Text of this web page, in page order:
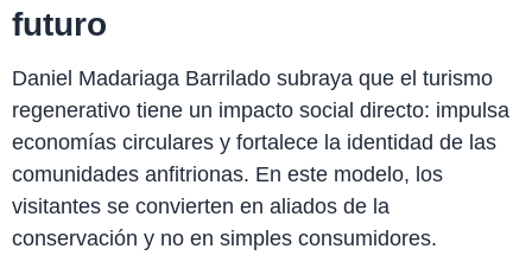
futuro
Daniel Madariaga Barrilado subraya que el turismo
regenerativo tiene un impacto social directo: impulsa
economías circulares y fortalece la identidad de las
comunidades anfitrionas. En este modelo, los
visitantes se convierten en aliados de la
conservación y no en simples consumidores.